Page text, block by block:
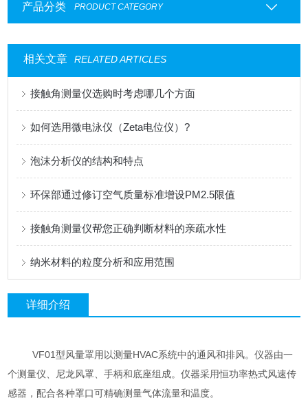
产品分类 PRODUCT CATEGORY
相关文章 RELATED ARTICLES
接触角测量仪选购时考虑哪几个方面
如何选用微电泳仪（Zeta电位仪）?
泡沫分析仪的结构和特点
环保部通过修订空气质量标准增设PM2.5限值
接触角测量仪帮您正确判断材料的亲疏水性
纳米材料的粒度分析和应用范围
详细介绍
VF01型风量罩用以测量HVAC系统中的通风和排风。仪器由一
个测量仪、尼龙风罩、手柄和底座组成。仪器采用恒功率热式风速传
感器，配合各种罩口可精确测量气体流量和温度。